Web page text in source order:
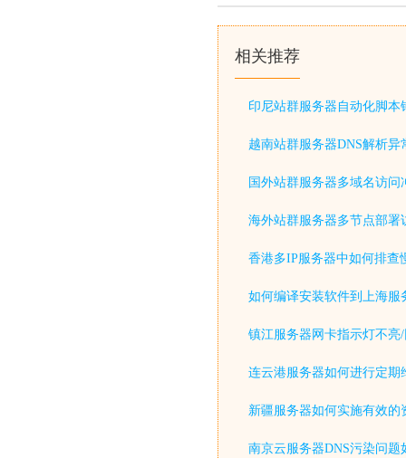
相关推荐
印尼站群服务器自动化脚本
越南站群服务器DNS解析异
国外站群服务器多域名访问
海外站群服务器多节点部署
香港多IP服务器中如何排查
如何编译安装软件到上海服
镇江服务器网卡指示灯不亮
连云港服务器如何进行定期
新疆服务器如何实施有效的
南京云服务器DNS污染问题